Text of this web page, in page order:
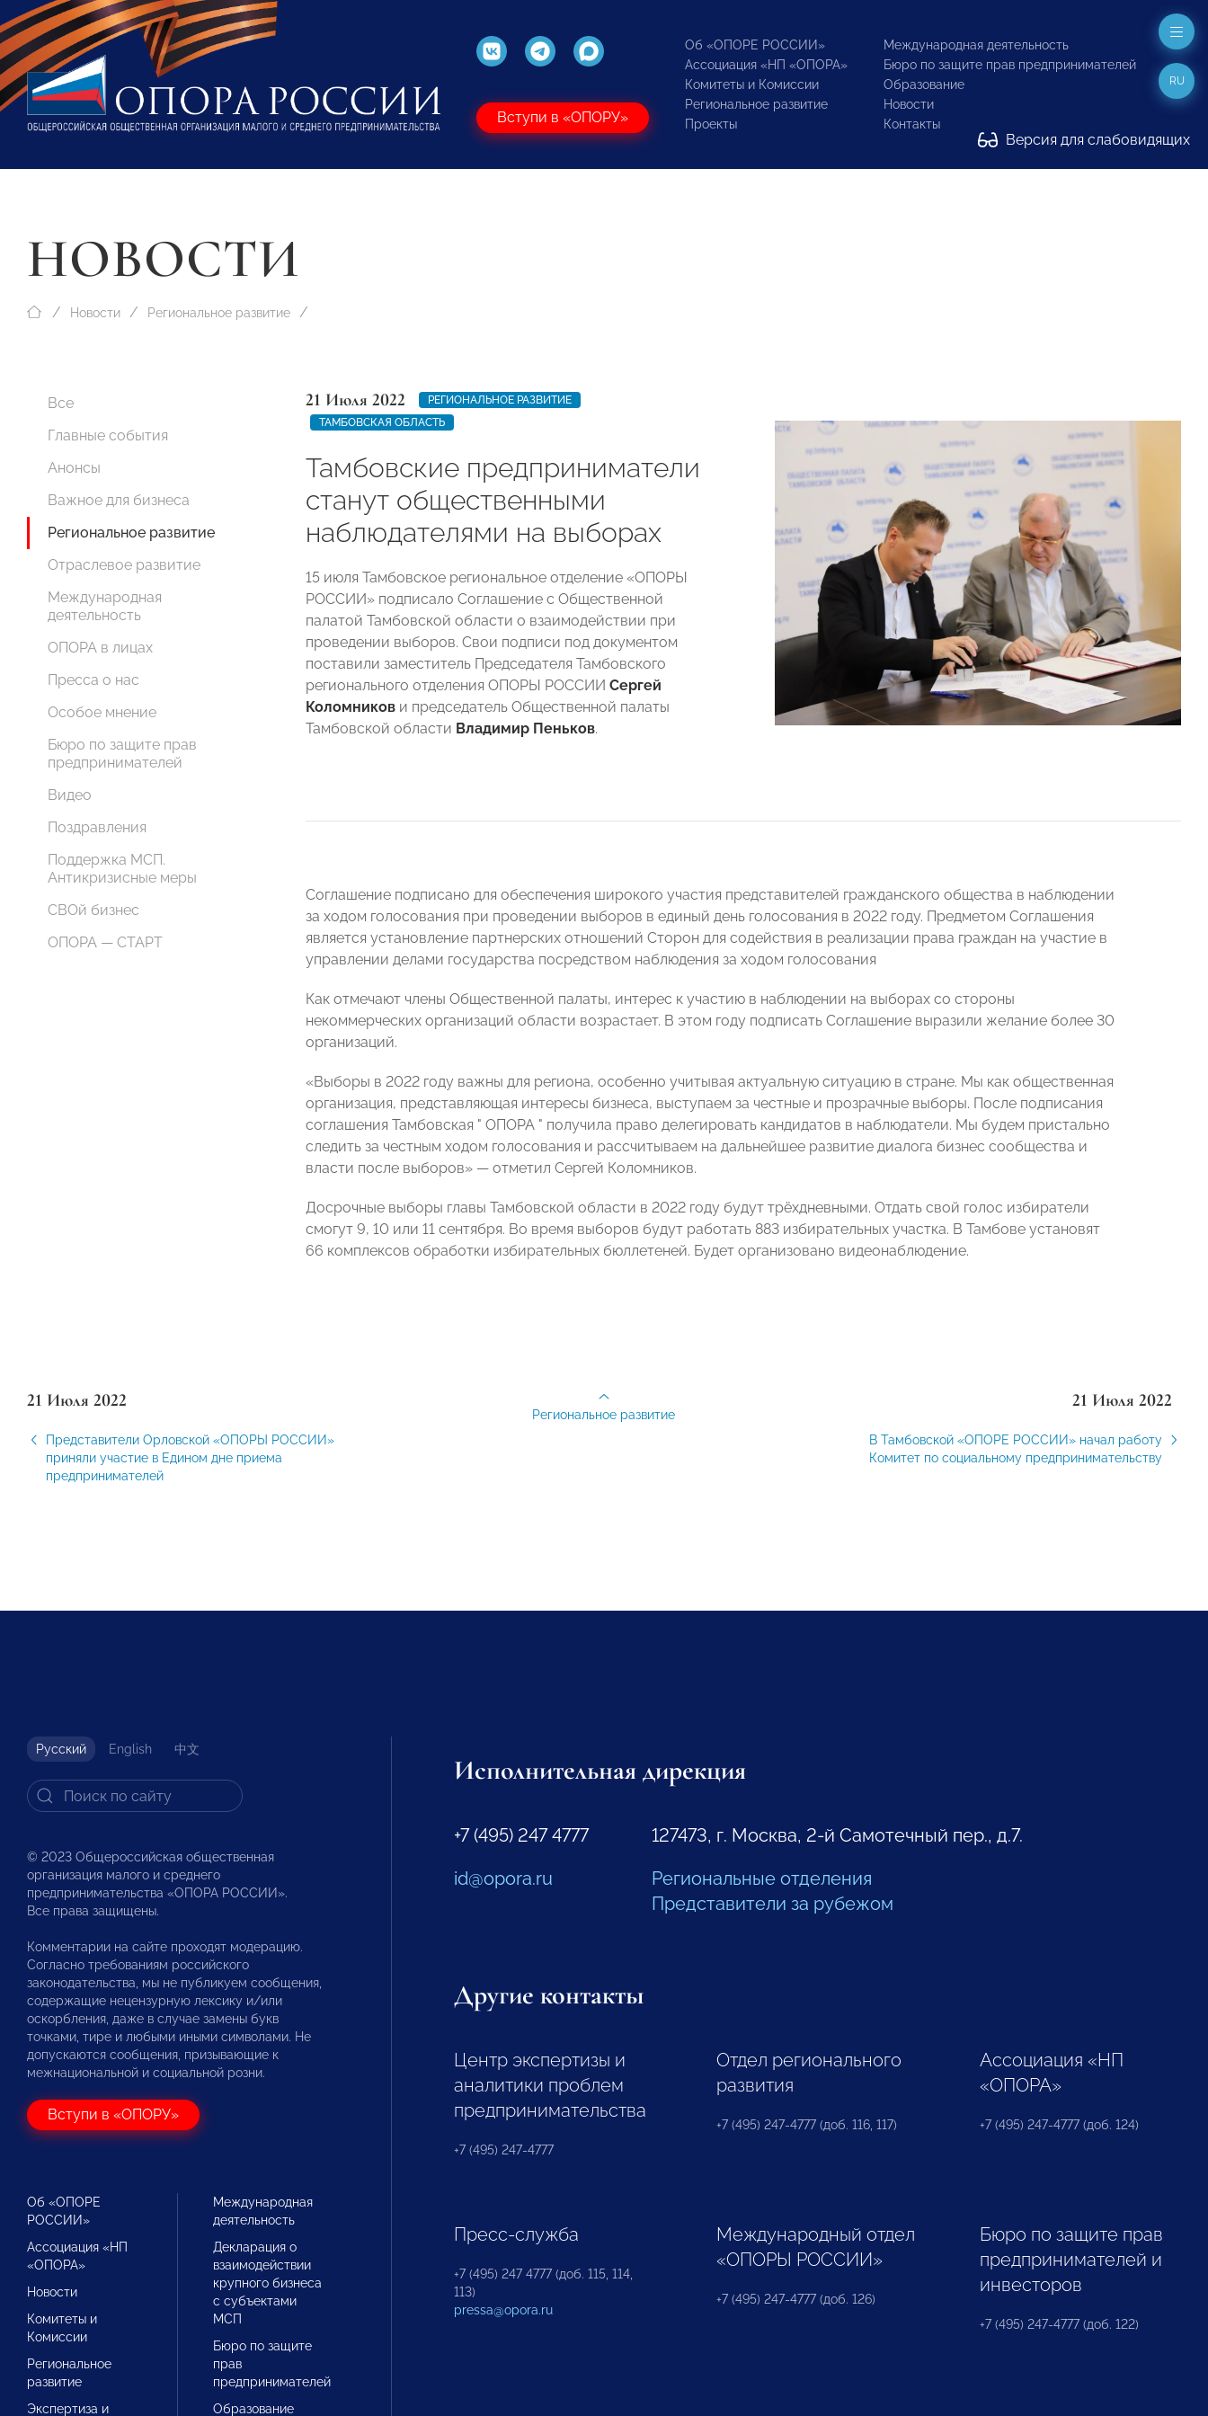
Вступи в «ОПОРУ»
Об «ОПОРЕ РОССИИ»
Ассоциация «НП «ОПОРА»
Комитеты и Комиссии
Региональное развитие
Проекты
Международная деятельность
Бюро по защите прав предпринимателей
Образование
Новости
Контакты
Версия для слабовидящих
RU
НОВОСТИ
Новости Региональное развитие
Все
Главные события
Анонсы
Важное для бизнеса
Региональное развитие
Отраслевое развитие
Международная
деятельность
ОПОРА в лицах
Пресса о нас
Особое мнение
Бюро по защите прав
предпринимателей
Видео
Поздравления
Поддержка МСП.
Антикризисные меры
СВОй бизнес
ОПОРА — СТАРТ
21 Июля 2022
РЕГИОНАЛЬНОЕ РАЗВИТИЕ
ТАМБОВСКАЯ ОБЛАСТЬ
Тамбовские предприниматели
станут общественными
наблюдателями на выборах
15 июля Тамбовское региональное отделение «ОПОРЫ
РОССИИ» подписало Соглашение с Общественной
палатой Тамбовской области о взаимодействии при
проведении выборов. Свои подписи под документом
поставили заместитель Председателя Тамбовского
регионального отделения ОПОРЫ РОССИИ Сергей
Коломников и председатель Общественной палаты
Тамбовской области Владимир Пеньков.
Соглашение подписано для обеспечения широкого участия представителей гражданского общества в наблюдении
за ходом голосования при проведении выборов в единый день голосования в 2022 году. Предметом Соглашения
является установление партнерских отношений Сторон для содействия в реализации права граждан на участие в
управлении делами государства посредством наблюдения за ходом голосования
Как отмечают члены Общественной палаты, интерес к участию в наблюдении на выборах со стороны
некоммерческих организаций области возрастает. В этом году подписать Соглашение выразили желание более 30
организаций.
«Выборы в 2022 году важны для региона, особенно учитывая актуальную ситуацию в стране. Мы как общественная
организация, представляющая интересы бизнеса, выступаем за честные и прозрачные выборы. После подписания
соглашения Тамбовская " ОПОРА " получила право делегировать кандидатов в наблюдатели. Мы будем пристально
следить за честным ходом голосования и рассчитываем на дальнейшее развитие диалога бизнес сообщества и
власти после выборов» — отметил Сергей Коломников.
Досрочные выборы главы Тамбовской области в 2022 году будут трёхдневными. Отдать свой голос избиратели
смогут 9, 10 или 11 сентября. Во время выборов будут работать 883 избирательных участка. В Тамбове установят
66 комплексов обработки избирательных бюллетеней. Будет организовано видеонаблюдение.
21 Июля 2022
Представители Орловской «ОПОРЫ РОССИИ»
приняли участие в Едином дне приема
предпринимателей
21 Июля 2022
В Тамбовской «ОПОРЕ РОССИИ» начал работу
Комитет по социальному предпринимательству
Региональное развитие
Русский English 中文
© 2023 Общероссийская общественная
организация малого и среднего
предпринимательства «ОПОРА РОССИИ».
Все права защищены.
Комментарии на сайте проходят модерацию.
Согласно требованиям российского
законодательства, мы не публикуем сообщения,
содержащие нецензурную лексику и/или
оскорбления, даже в случае замены букв
точками, тире и любыми иными символами. Не
допускаются сообщения, призывающие к
межнациональной и социальной розни.
Вступи в «ОПОРУ»
Об «ОПОРЕ
РОССИИ»
Ассоциация «НП
«ОПОРА»
Новости
Комитеты и
Комиссии
Региональное
развитие
Экспертиза и
Международная
деятельность
Декларация о
взаимодействии
крупного бизнеса
с субъектами
МСП
Бюро по защите
прав
предпринимателей
Образование
Исполнительная дирекция
+7 (495) 247 4777
id@opora.ru
127473, г. Москва, 2-й Самотечный пер., д.7.
Региональные отделения
Представители за рубежом
Другие контакты
Центр экспертизы и
аналитики проблем
предпринимательства
+7 (495) 247-4777
Отдел регионального
развития
+7 (495) 247-4777 (доб. 116, 117)
Ассоциация «НП
«ОПОРА»
+7 (495) 247-4777 (доб. 124)
Пресс-служба
+7 (495) 247 4777 (доб. 115, 114,
113)
pressa@opora.ru
Международный отдел
«ОПОРЫ РОССИИ»
+7 (495) 247-4777 (доб. 126)
Бюро по защите прав
предпринимателей и
инвесторов
+7 (495) 247-4777 (доб. 122)